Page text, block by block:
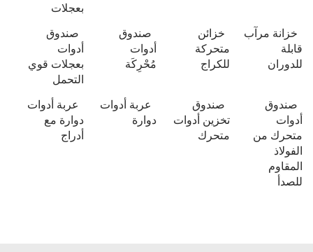
بعجلات
خزانة مرآب
قابلة
للدوران
خزائن
متحركة
للكراج
صندوق
أدوات
مُحْرِكَة
صندوق
أدوات
بعجلات قوي
التحمل
صندوق
أدوات
متحرك من
الفولاذ
المقاوم
للصدأ
صندوق
تخزين أدوات
متحرك
عربة أدوات
دوارة
عربة أدوات
دوارة مع
أدراج